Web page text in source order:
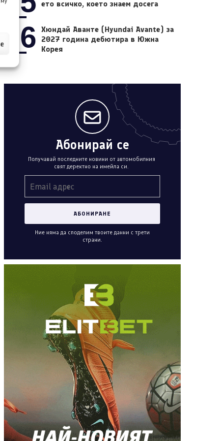
ето всичко, което знаем досега
06 Хюндай Аванте (Hyundai Avante) за
2027 година дебютира в Южна
Корея
Абонирай се
Получавай последните новини от автомобилния
свят деректно на имейла си.
Ние няма да споделим твоите данни с трети
страни.